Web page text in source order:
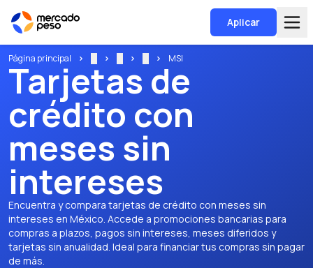
Aplicar
Página principal MSI
Tarjetas de
crédito con
meses sin
intereses
Encuentra y compara tarjetas de crédito con meses sin
intereses en México. Accede a promociones bancarias para
compras a plazos, pagos sin intereses, meses diferidos y
tarjetas sin anualidad. Ideal para financiar tus compras sin pagar
de más.